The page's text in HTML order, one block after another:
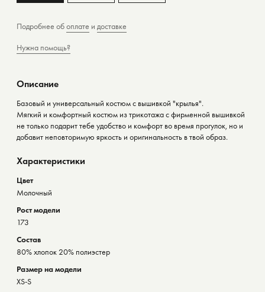
Подробнее обоплате и доставке
Нужна помощь?
Описание
Базовый и универсальный костюм с вышивкой "крылья".
Мягкий и комфортный костюм из трикотажа с фирменной вышивкой
не только подарит тебе удобство и комфорт во время прогулок, но и
добавит неповторимую яркость и оригинальность в твой образ.
Характеристики
Цвет
Молочный
Рост модели
173
Состав
80% хлопок 20% полиэстер
Размер на модели
XS-S